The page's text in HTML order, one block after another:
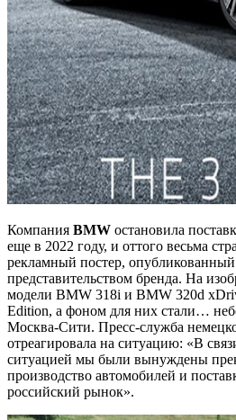
Компания BMW остановила
еще в 2022 году, и оттого весьма
рекламный постер,
представительством бренда. На
модели BMW 318i и BMW 320d
Edition, а фоном для них стали…
Москва-Сити. Пресс-служба
отреагировала на ситуацию: «В
ситуацией мы были вынуждены
производство автомобилей и
российский рынок».